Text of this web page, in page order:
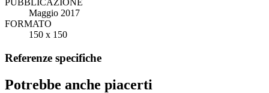
PUBBLICAZIONE
Maggio 2017
FORMATO
150 x 150
Referenze specifiche
Potrebbe anche piacerti